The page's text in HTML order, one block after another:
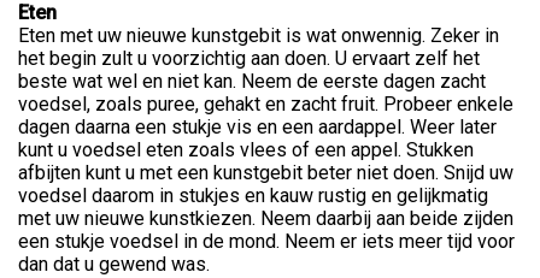
Eten
Eten met uw nieuwe kunstgebit is wat onwennig. Zeker in
het begin zult u voorzichtig aan doen. U ervaart zelf het
beste wat wel en niet kan. Neem de eerste dagen zacht
voedsel, zoals puree, gehakt en zacht fruit. Probeer enkele
dagen daarna een stukje vis en een aardappel. Weer later
kunt u voedsel eten zoals vlees of een appel. Stukken
afbijten kunt u met een kunstgebit beter niet doen. Snijd uw
voedsel daarom in stukjes en kauw rustig en gelijkmatig
met uw nieuwe kunstkiezen. Neem daarbij aan beide zijden
een stukje voedsel in de mond. Neem er iets meer tijd voor
dan dat u gewend was.